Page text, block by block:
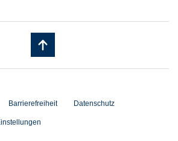
Barrierefreiheit Datenschutz